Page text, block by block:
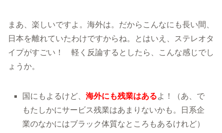
まあ、楽しいですよ。海外は。だからこんなにも長い間、
日本を離れていたわけですからね。とはいえ、ステレオタ
イプがすごい！ 軽く反論するとしたら、こんな感じでし
ょうか。
国にもよるけど、海外にも残業はあるよ！（あ、で
もたしかにサービス残業はあまりないかも。日系企
業のなかにはブラック体質なところもあるけれど）